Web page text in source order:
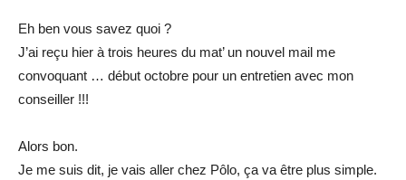
Eh ben vous savez quoi ?
J’ai reçu hier à trois heures du mat’ un nouvel mail me
convoquant … début octobre pour un entretien avec mon
conseiller !!!
Alors bon.
Je me suis dit, je vais aller chez Pôlo, ça va être plus simple.